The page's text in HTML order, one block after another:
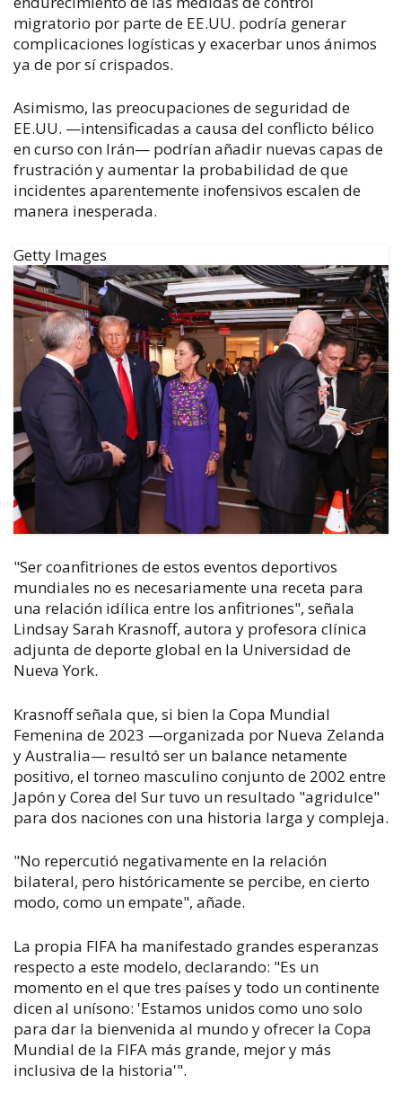
migratorio por parte de EE.UU. podría generar
complicaciones logísticas y exacerbar unos ánimos
ya de por sí crispados.
Asimismo, las preocupaciones de seguridad de
EE.UU. —intensificadas a causa del conflicto bélico
en curso con Irán— podrían añadir nuevas capas de
frustración y aumentar la probabilidad de que
incidentes aparentemente inofensivos escalen de
manera inesperada.
Getty Images
"Ser coanfitriones de estos eventos deportivos
mundiales no es necesariamente una receta para
una relación idílica entre los anfitriones", señala
Lindsay Sarah Krasnoff, autora y profesora clínica
adjunta de deporte global en la Universidad de
Nueva York.
Krasnoff señala que, si bien la Copa Mundial
Femenina de 2023 —organizada por Nueva Zelanda
y Australia— resultó ser un balance netamente
positivo, el torneo masculino conjunto de 2002 entre
Japón y Corea del Sur tuvo un resultado "agridulce"
para dos naciones con una historia larga y compleja.
"No repercutió negativamente en la relación
bilateral, pero históricamente se percibe, en cierto
modo, como un empate", añade.
La propia FIFA ha manifestado grandes esperanzas
respecto a este modelo, declarando: "Es un
momento en el que tres países y todo un continente
dicen al unísono: 'Estamos unidos como uno solo
para dar la bienvenida al mundo y ofrecer la Copa
Mundial de la FIFA más grande, mejor y más
inclusiva de la historia'".